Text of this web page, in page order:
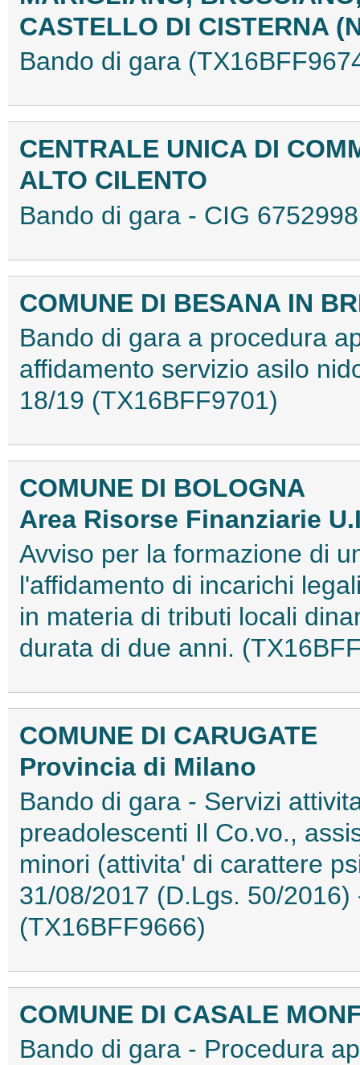
CASTELLO DI CISTERNA
Bando di gara
CENTRALE UNICA DI
ALTO CILENTO
Bando di gara - CIG
COMUNE DI BESANA IN
Bando di gara a procedura
affidamento servizio asilo
18/19 (TX16BFF9701)
COMUNE DI BOLOGNA
Area Risorse Finanziarie
Avviso per la formazione di
l'affidamento di incarichi
in materia di tributi locali
durata di due anni.
COMUNE DI CARUGATE
Provincia di Milano
Bando di gara - Servizi
preadolescenti Il Co.vo.,
minori (attivita' di carattere
31/08/2017 (D.Lgs. 50/
(TX16BFF9666)
COMUNE DI CASALE
Bando di gara - Procedura